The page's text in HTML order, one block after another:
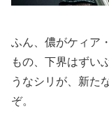
ふん、儂がケィア
もの、下界はずい
うなシリが、新た
ぞ。